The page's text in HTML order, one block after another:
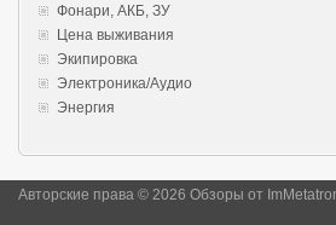
Фонари, АКБ, ЗУ
Цена выживания
Экипировка
Электроника/Аудио
Энергия
Авторские права © 2026 Обзоры от